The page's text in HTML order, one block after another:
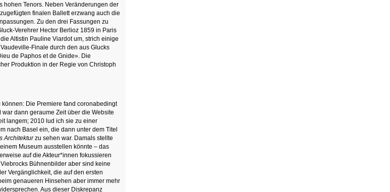
hohen Tenors. Neben Veränderungen der
finalen Ballett erzwang auch die
Zu den drei Fassungen zu
Verehrer Hector Berlioz 1859 in Paris
Altistin Pauline Viardot um, strich einige
Finale durch den aus Glucks
de Paphos et de Gnide». Die
Produktion in der Regie von Christoph
Die Premiere fand coronabedingt
dann geraume Zeit über die Website
langem; 2010 lud ich sie zu einer
nach Basel ein, die dann unter dem Titel
Architekturzu sehen war. Damals stellte
Museum ausstellen könnte – das
auf die Akteur*innen fokussieren
Bühnenbilder aber sind keine
Vergänglichkeit, die auf den ersten
genaueren Hinsehen aber immer mehr
Aus dieser Diskrepanz